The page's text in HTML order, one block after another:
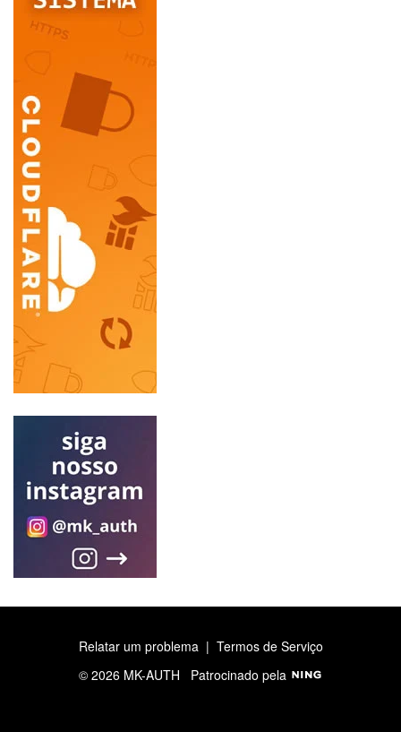
Relatar um problema| Termos de Serviço
© 2026 MK-AUTH Patrocinado pela